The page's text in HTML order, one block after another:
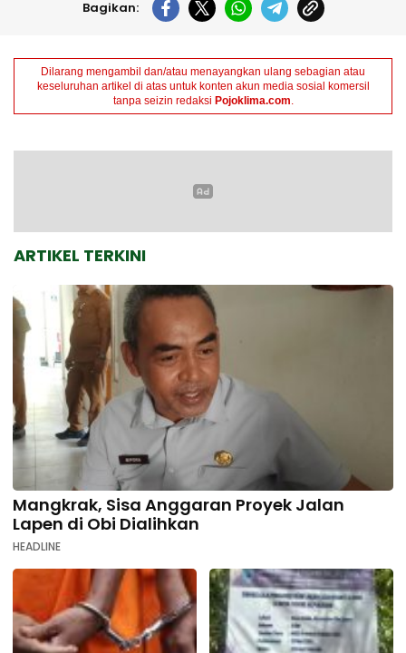
Bagikan:
Dilarang mengambil dan/atau menayangkan ulang sebagian atau
keseluruhan artikel di atas untuk konten akun media sosial komersil
tanpa seizin redaksi Pojoklima.com.
ARTIKEL TERKINI
Mangkrak, Sisa Anggaran Proyek Jalan
Lapen di Obi Dialihkan
HEADLINE